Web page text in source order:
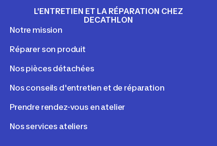
L'ENTRETIEN ET LA RÉPARATION CHEZ
DECATHLON
Notre mission
Réparer son produit
Nos pièces détachées
Nos conseils d'entretien et de réparation
Prendre rendez-vous en atelier
Nos services ateliers